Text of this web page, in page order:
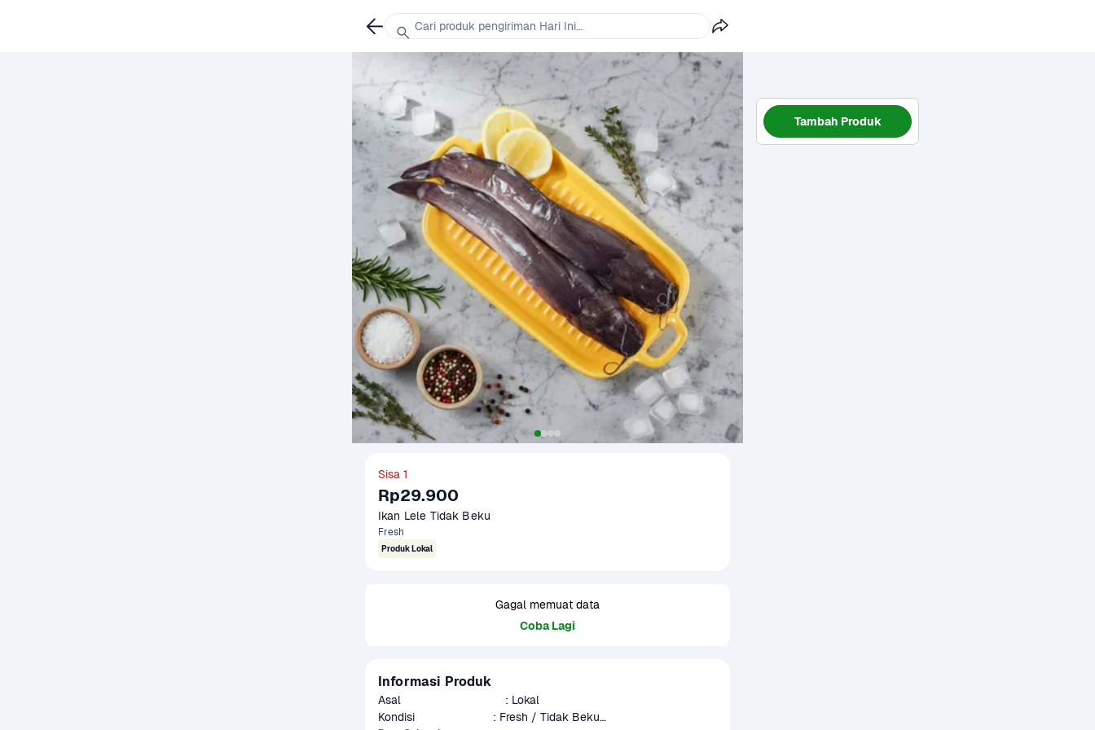
Sisa 1
Rp29.900
Ikan Lele Tidak Beku
Fresh
Produk Lokal
Gagal memuat data
Coba Lagi
Informasi Produk
Asal                                : Lokal
Kondisi                        : Fresh / Tidak Beku
Tambah Produk
Cari produk pengiriman Hari Ini...